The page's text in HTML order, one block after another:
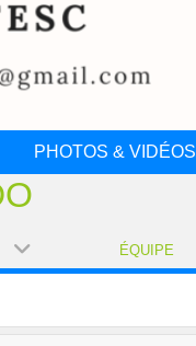
PHOTOS & VIDÉOS
ÉQUIPE